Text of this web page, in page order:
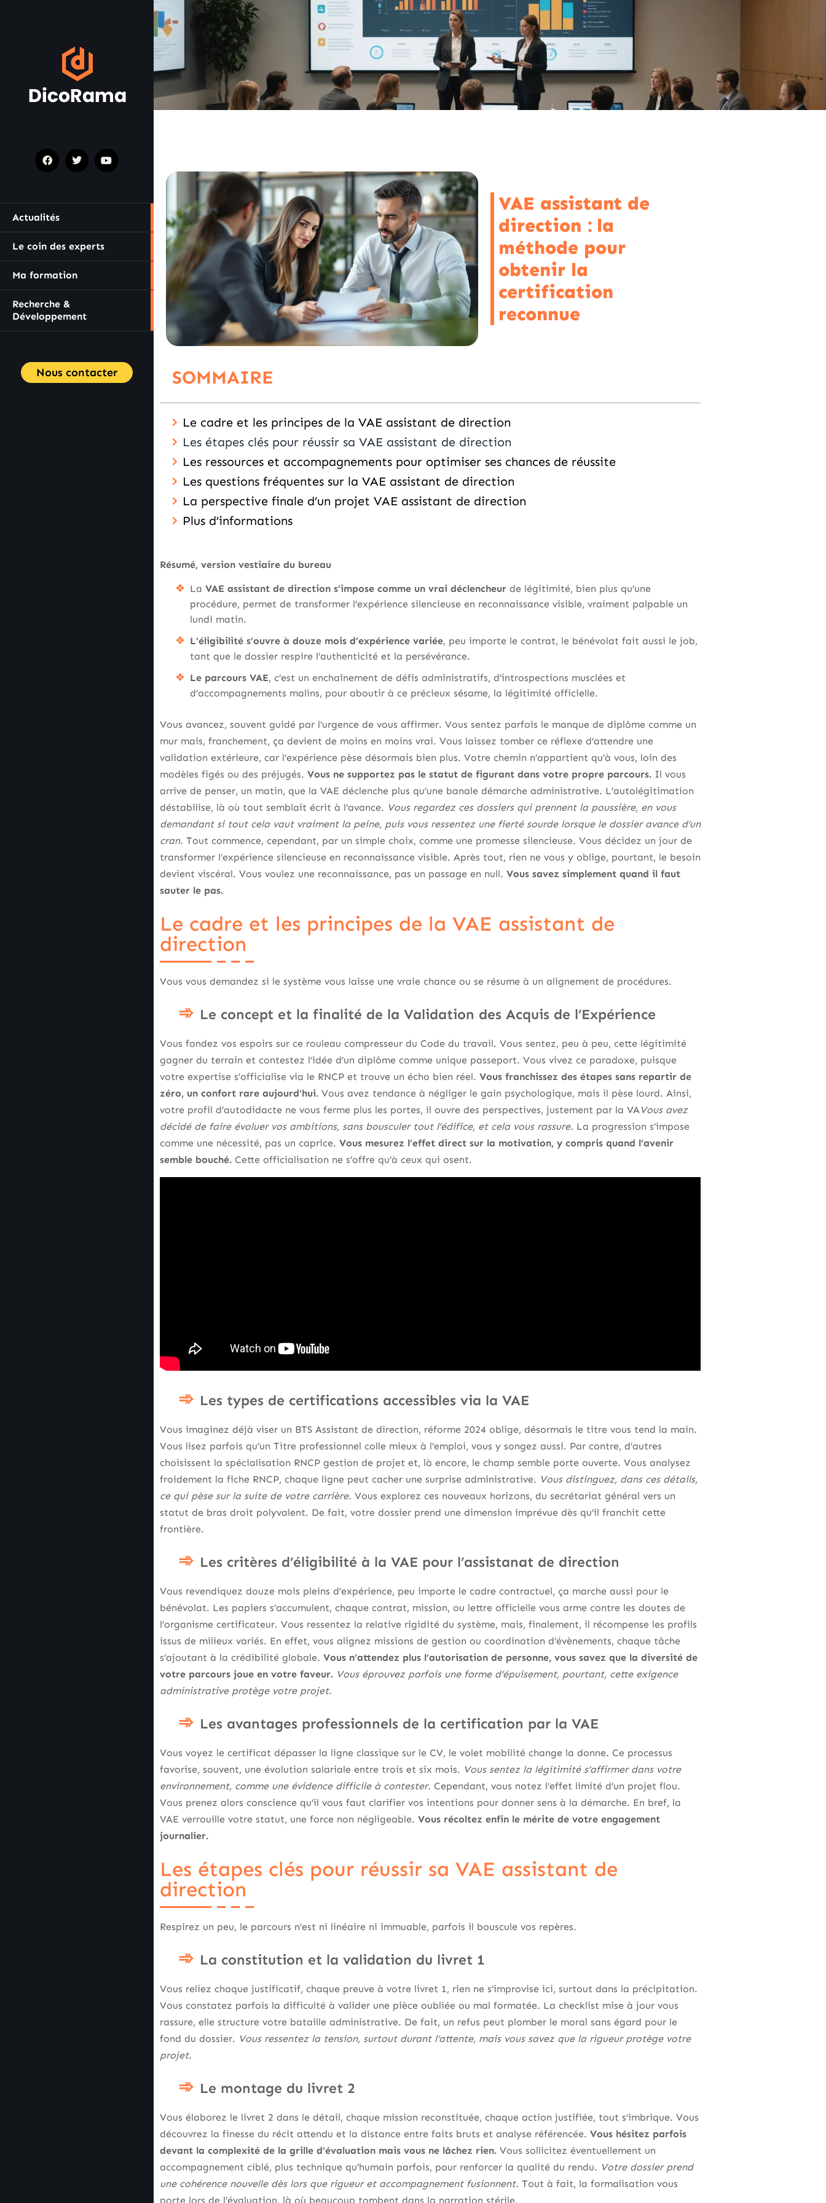
Actualités
Le coin des experts
Ma formation
Recherche &
Développement
Nous contacter
VAE assistant de
direction : la
méthode pour
obtenir la
certification
reconnue
SOMMAIRE
Le cadre et les principes de la VAE assistant de direction
Les étapes clés pour réussir sa VAE assistant de direction
Les ressources et accompagnements pour optimiser ses chances de réussite
Les questions fréquentes sur la VAE assistant de direction
La perspective finale d’un projet VAE assistant de direction
Plus d’informations
Résumé, version vestiaire du bureau
La VAE assistant de direction s’impose comme un vrai déclencheur de légitimité, bien plus qu’une
procédure, permet de transformer l’expérience silencieuse en reconnaissance visible, vraiment palpable un
lundi matin.
L’éligibilité s’ouvre à douze mois d’expérience variée, peu importe le contrat, le bénévolat fait aussi le job,
tant que le dossier respire l’authenticité et la persévérance.
Le parcours VAE, c’est un enchaînement de défis administratifs, d’introspections musclées et
d’accompagnements malins, pour aboutir à ce précieux sésame, la légitimité officielle.
Vous avancez, souvent guidé par l’urgence de vous affirmer. Vous sentez parfois le manque de diplôme comme un
mur mais, franchement, ça devient de moins en moins vrai. Vous laissez tomber ce réflexe d’attendre une
validation extérieure, car l’expérience pèse désormais bien plus. Votre chemin n’appartient qu’à vous, loin des
modèles figés ou des préjugés. Vous ne supportez pas le statut de figurant dans votre propre parcours. Il vous
arrive de penser, un matin, que la VAE déclenche plus qu’une banale démarche administrative. L’autolégitimation
déstabilise, là où tout semblait écrit à l’avance. Vous regardez ces dossiers qui prennent la poussière, en vous
demandant si tout cela vaut vraiment la peine, puis vous ressentez une fierté sourde lorsque le dossier avance d’un
cran. Tout commence, cependant, par un simple choix, comme une promesse silencieuse. Vous décidez un jour de
transformer l’expérience silencieuse en reconnaissance visible. Après tout, rien ne vous y oblige, pourtant, le besoin
devient viscéral. Vous voulez une reconnaissance, pas un passage en null. Vous savez simplement quand il faut
sauter le pas.
Le cadre et les principes de la VAE assistant de
direction
Vous vous demandez si le système vous laisse une vraie chance ou se résume à un alignement de procédures.
Le concept et la finalité de la Validation des Acquis de l’Expérience
Vous fondez vos espoirs sur ce rouleau compresseur du Code du travail. Vous sentez, peu à peu, cette légitimité
gagner du terrain et contestez l’idée d’un diplôme comme unique passeport. Vous vivez ce paradoxe, puisque
votre expertise s’officialise via le RNCP et trouve un écho bien réel. Vous franchissez des étapes sans repartir de
zéro, un confort rare aujourd’hui. Vous avez tendance à négliger le gain psychologique, mais il pèse lourd. Ainsi,
votre profil d’autodidacte ne vous ferme plus les portes, il ouvre des perspectives, justement par la VA Vous avez
décidé de faire évoluer vos ambitions, sans bousculer tout l’édifice, et cela vous rassure. La progression s’impose
comme une nécessité, pas un caprice. Vous mesurez l’effet direct sur la motivation, y compris quand l’avenir
semble bouché. Cette officialisation ne s’offre qu’à ceux qui osent.
Les types de certifications accessibles via la VAE
Vous imaginez déjà viser un BTS Assistant de direction, réforme 2024 oblige, désormais le titre vous tend la main.
Vous lisez parfois qu’un Titre professionnel colle mieux à l’emploi, vous y songez aussi. Par contre, d’autres
choisissent la spécialisation RNCP gestion de projet et, là encore, le champ semble porte ouverte. Vous analysez
froidement la fiche RNCP, chaque ligne peut cacher une surprise administrative. Vous distinguez, dans ces détails,
ce qui pèse sur la suite de votre carrière. Vous explorez ces nouveaux horizons, du secrétariat général vers un
statut de bras droit polyvalent. De fait, votre dossier prend une dimension imprévue dès qu’il franchit cette
frontière.
Les critères d’éligibilité à la VAE pour l’assistanat de direction
Vous revendiquez douze mois pleins d’expérience, peu importe le cadre contractuel, ça marche aussi pour le
bénévolat. Les papiers s’accumulent, chaque contrat, mission, ou lettre officielle vous arme contre les doutes de
l’organisme certificateur. Vous ressentez la relative rigidité du système, mais, finalement, il récompense les profils
issus de milieux variés. En effet, vous alignez missions de gestion ou coordination d’évènements, chaque tâche
s’ajoutant à la crédibilité globale. Vous n’attendez plus l’autorisation de personne, vous savez que la diversité de
votre parcours joue en votre faveur. Vous éprouvez parfois une forme d’épuisement, pourtant, cette exigence
adminis­trative protège votre projet.
Les avantages professionnels de la certification par la VAE
Vous voyez le certificat dépasser la ligne classique sur le CV, le volet mobilité change la donne. Ce processus
favorise, souvent, une évolution salariale entre trois et six mois. Vous sentez la légitimité s’affirmer dans votre
environnement, comme une évidence difficile à contester. Cependant, vous notez l’effet limité d’un projet flou.
Vous prenez alors conscience qu’il vous faut clarifier vos intentions pour donner sens à la démarche. En bref, la
VAE verrouille votre statut, une force non négligeable. Vous récoltez enfin le mérite de votre engagement
journalier.
Les étapes clés pour réussir sa VAE assistant de
direction
Respirez un peu, le parcours n’est ni linéaire ni immuable, parfois il bouscule vos repères.
La constitution et la validation du livret 1
Vous reliez chaque justificatif, chaque preuve à votre livret 1, rien ne s’improvise ici, surtout dans la précipitation.
Vous constatez parfois la difficulté à valider une pièce oubliée ou mal formatée. La checklist mise à jour vous
rassure, elle structure votre bataille administrative. De fait, un refus peut plomber le moral sans égard pour le
fond du dossier. Vous ressentez la tension, surtout durant l’attente, mais vous savez que la rigueur protège votre
projet.
Le montage du livret 2
Vous élaborez le livret 2 dans le détail, chaque mission reconstituée, chaque action justifiée, tout s’imbrique. Vous
découvrez la finesse du récit attendu et la distance entre faits bruts et analyse référencée. Vous hésitez parfois
devant la complexité de la grille d’évaluation mais vous ne lâchez rien. Vous sollicitez éventuellement un
accompagnement ciblé, plus technique qu’humain parfois, pour renforcer la qualité du rendu. Votre dossier prend
une cohérence nouvelle dès lors que rigueur et accompagnement fusionnent. Tout à fait, la formalisation vous
porte lors de l’évaluation, là où beaucoup tombent dans la narration stérile.